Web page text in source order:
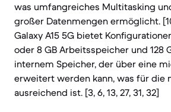
was umfangreiches Multitasking
großer Datenmengen ermöglicht.
Galaxy A15 5G bietet
oder 8 GB Arbeitsspeicher und 128
internem Speicher, der über eine
erweitert werden kann, was für die
ausreichend ist. [3, 6, 13, 27, 31, 32]